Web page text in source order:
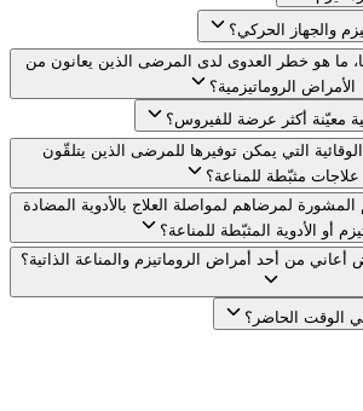
والجهاز الحركي؟
ما هو خطر العدوى لدى المرضى الذين يعانون من
الأمراض الروماتيزمية؟
معيّنة أكثر عرضة للفيروس؟
التي يمكن توفيرها للمرضى الذين يتلقّون
علاجات مثبّطة للمناعة؟
لمرضاهم لمواصلة العلاج بالأدوية المضادة
أو الأدوية المثبّطة للمناعة؟
من أحد أمراض الروماتيزم والمناعة الذاتية؟
الوقت الحاضر؟